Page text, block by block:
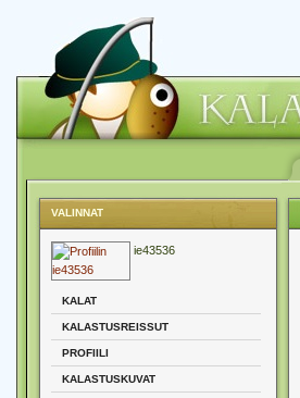
VALINNAT
ie43536
KALAT
KALASTUSREISSUT
PROFIILI
KALASTUSKUVAT